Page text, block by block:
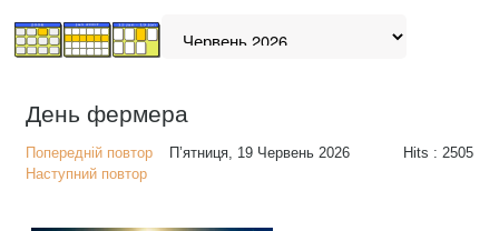
М-Архів
День фермера
П’ятниця, 19 Червень 2026
Попередній повтор
Наступний повтор
Hits : 2505